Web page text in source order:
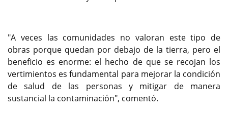
"A veces las comunidades no valoran este tipo de
obras porque quedan por debajo de la tierra, pero el
beneficio es enorme: el hecho de que se recojan los
vertimientos es fundamental para mejorar la condición
de salud de las personas y mitigar de manera
sustancial la contaminación", comentó.